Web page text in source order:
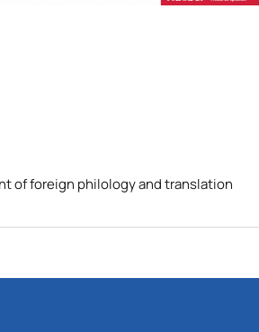
of foreign philology and translation